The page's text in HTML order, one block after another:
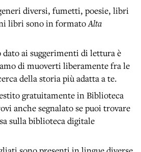
diversi, fumetti, poesie, libri
libri sono in formatoAlta
dato ai suggerimenti di lettura è
di muoverti liberamente fra le
della storia più adatta a te.
gratuitamente in Biblioteca
anche segnalato se puoi trovare
sulla biblioteca digitale